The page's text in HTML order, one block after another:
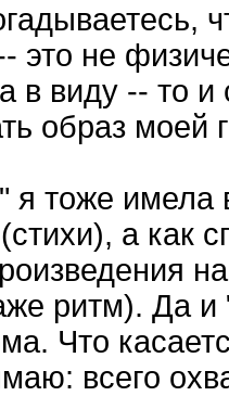
это не
в виду -- то
образ моей
я тоже
а как
ритм). Да
Что
всего